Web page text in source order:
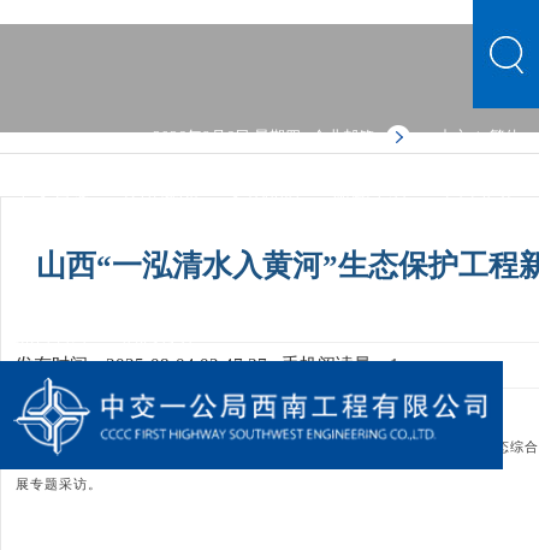
2026年8月6日 星期四企业邮箱 中文 | 繁体
中文首页 公司概况 文化品牌 新闻中心 主营业务
山西“一泓清水入黄河”生态保护工程
发布时间：2025-08-04 02:47:37手机阅读量：1
近日，中央主流媒体与省内新闻媒体走进汾河洪洞县南营村 ~尧都界生态综
展专题采访。